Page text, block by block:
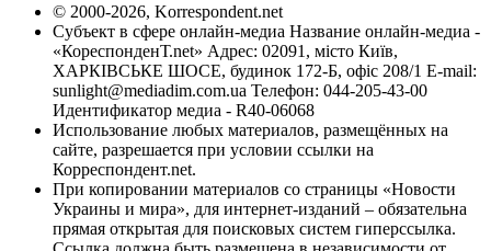
© 2000-2026, Korrespondent.net
Субъект в сфере онлайн-медиа Название онлайн-медиа -
«КореспонденТ.net» Адрес: 02091, місто Київ,
ХАРКІВСЬКЕ ШОСЕ, будинок 172-Б, офіс 208/1 E-mail:
sunlight@mediadim.com.ua Телефон: 044-205-43-00
Идентификатор медиа - R40-06068
Использование любых материалов, размещённых на
сайте, разрешается при условии ссылки на
Корреспондент.net.
При копировании материалов со страницы «Новости
Украины и мира», для интернет-изданий – обязательна
прямая открытая для поисковых систем гиперссылка.